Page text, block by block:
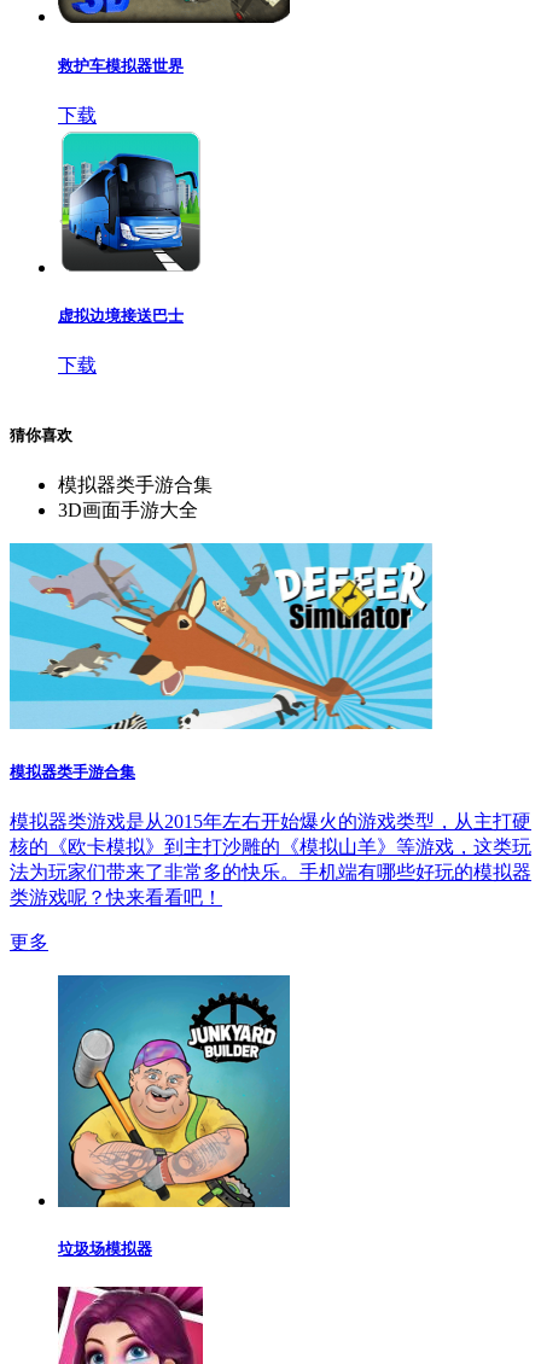
救护车模拟器世界
下载
虚拟边境接送巴士
下载
猜你喜欢
模拟器类手游合集
3D画面手游大全
模拟器类手游合集
模拟器类游戏是从2015年左右开始爆火的游戏类型，从主打硬
核的《欧卡模拟》到主打沙雕的《模拟山羊》等游戏，这类玩
法为玩家们带来了非常多的快乐。手机端有哪些好玩的模拟器
类游戏呢？快来看看吧！
更多
垃圾场模拟器